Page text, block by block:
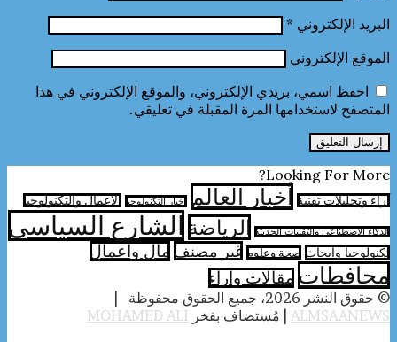
البريد الإلكتروني *
الموقع الإلكتروني
احفظ اسمي، بريدي الإلكتروني، والموقع الإلكتروني في هذا
المتصفح لاستخدامها المرة المقبلة في تعليقي.
Looking For More?
آراء وتحليلات تقنية أخبار العالم اخبار التكنولوجيا الأعمال والتكنولوجيا
الذكاء الاصطناعي والتقنيات الحديثة الرياضة الشارع السياسي
تكنولوجيا وابحاث صحة وعلوم غير مصنف مال واعمال
محافطات مقالات وارآء
© حقوق النشر 2026، جميع الحقوق محفوظة |
ALMSAANEWS | مُستضاف بفخر MOHAMED ALI